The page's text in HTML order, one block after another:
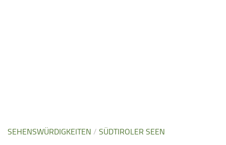
SEHENSWÜRDIGKEITEN / SÜDTIROLER SEEN